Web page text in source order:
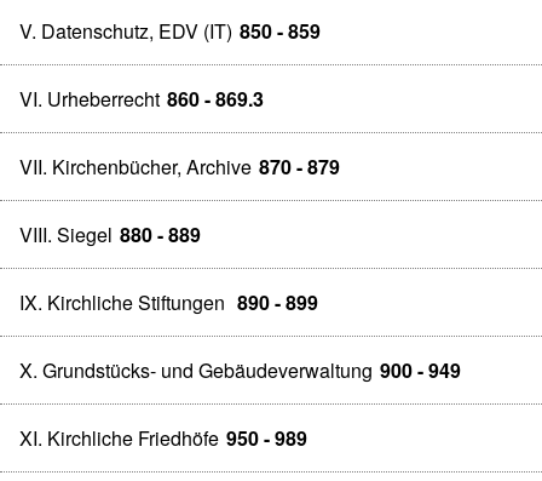
V. Datenschutz, EDV (IT) 850 - 859
VI. Urheberrecht 860 - 869.3
VII. Kirchenbücher, Archive 870 - 879
VIII. Siegel 880 - 889
IX. Kirchliche Stiftungen 890 - 899
X. Grundstücks- und Gebäudeverwaltung 900 - 949
XI. Kirchliche Friedhöfe 950 - 989